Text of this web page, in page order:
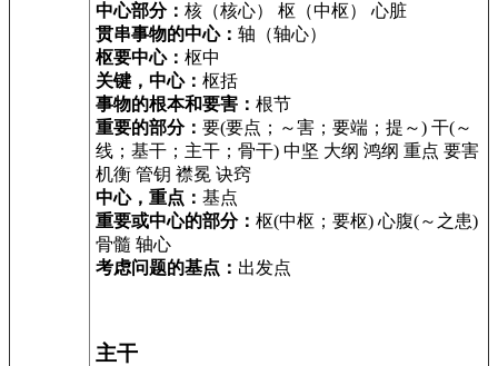
中心部分： 核（核心） 枢（中枢） 心脏
贯串事物的中心： 轴（轴心）
枢要中心： 枢中
关键，中心： 枢括
事物的根本和要害： 根节
重要的部分： 要(要点；～害；要端；提～) 干(～
线；基干；主干；骨干) 中坚 大纲 鸿纲 重点 要害
机衡 管钥 襟冕 诀窍
中心，重点： 基点
重要或中心的部分： 枢(中枢；要枢) 心腹(～之患)
骨髓 轴心
考虑问题的基点： 出发点
主干